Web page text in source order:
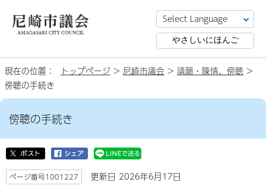
やさしいにほんご
現在の位置： トップページ > 尼崎市議会 > 請願・陳情、傍聴 >
傍聴の手続き
傍聴の手続き
ページ番号1001227 更新日 2026年6月17日